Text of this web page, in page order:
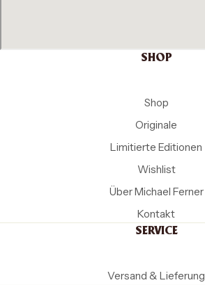
SHOP
Shop
Originale
Limitierte Editionen
Wishlist
Über Michael Ferner
Kontakt
SERVICE
Versand & Lieferung